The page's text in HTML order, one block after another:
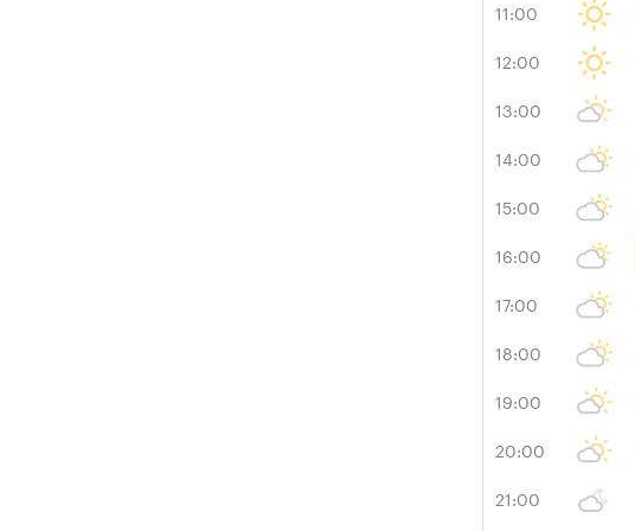
11:00
12:00
13:00
14:00
15:00
16:00
17:00
18:00
19:00
20:00
21:00